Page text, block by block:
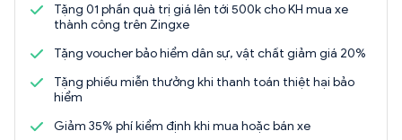
Tặng 01 phần quà trị giá lên tới 500k cho KH mua xe
thành công trên Zingxe
Tặng voucher bảo hiểm dân sự, vật chất giảm giá 20%
Tặng phiếu miễn thưởng khi thanh toán thiệt hại bảo
hiểm
Giảm 35% phí kiểm định khi mua hoặc bán xe